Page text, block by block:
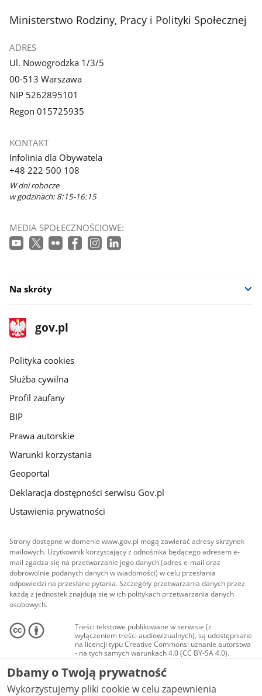
stopka
Ministerstwo Rodziny, Pracy i Polityki Społecznej
ADRES
Ul. Nowogrodzka 1/3/5
00-513 Warszawa
NIP 5262895101
Regon 015725935
KONTAKT
Infolinia dla Obywatela
+48 222 500 108
W dni robocze
w godzinach: 8:15-16:15
MEDIA SPOŁECZNOŚCIOWE:
Na skróty
stopka
gov.pl
Strona
gov.pl
gov.pl
Polityka cookies
Służba cywilna
Profil zaufany
BIP
Prawa autorskie
Warunki korzystania
Geoportal
Deklaracja dostępności serwisu Gov.pl
Ustawienia prywatności
Strony dostępne w domenie www.gov.pl mogą zawierać adresy skrzynek
mailowych. Użytkownik korzystający z odnośnika będącego adresem e-
mail zgadza się na przetwarzanie jego danych (adres e-mail oraz
dobrowolnie podanych danych w wiadomości) w celu przesłania
odpowiedzi na przesłane pytania. Szczegóły przetwarzania danych przez
każdą z jednostek znajdują się w ich politykach przetwarzania danych
osobowych.
Treści tekstowe publikowane w serwisie (z
wyłączeniem treści audiowizualnych), są udostępniane
na licencji typu Creative Commons: uznanie autorstwa
- na tych samych warunkach 4.0 (CC BY-SA 4.0).
Materiały audiowizualne, w tym zdjęcia, materiały
audio i wideo, są udostępniane na licencji typu
Creative Commons: uznanie autorstwa użycie
niekomercyjne - bez utworów zależnych 4.0 (CC BY-
Dbamy o Twoją prywatność
Wykorzystujemy pliki cookie w celu zapewnienia